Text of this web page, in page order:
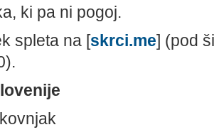
ki pa ni pogoj.
spleta na [skrci.me] (pod